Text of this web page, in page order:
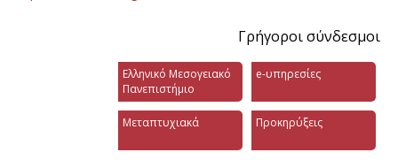
Γρήγοροι σύνδεσμοι
Ελληνικό Μεσογειακό
Πανεπιστήμιο
e-υπηρεσίες
Μεταπτυχιακά Προκηρύξεις